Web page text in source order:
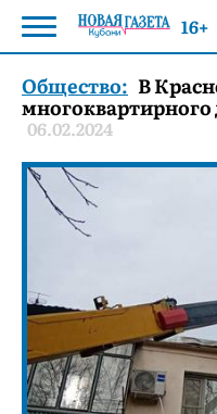
Общество: В
06.02.2024
16+